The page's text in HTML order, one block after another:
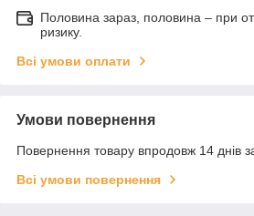
Половина зараз, половина – при
ризику.
Всі умови оплати
Умови повернення
Повернення товару впродовж 14 днів
Всі умови повернення